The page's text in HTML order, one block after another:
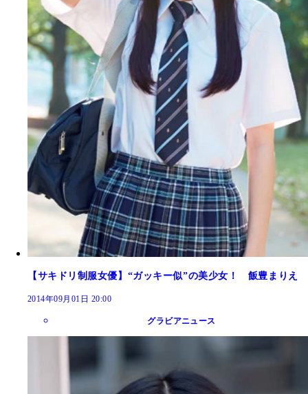
【サキドリ制服女優】“ガッキー似”の美少女！ 飯豊まりえ
2014年09月01日 20:00
グラビアニュース